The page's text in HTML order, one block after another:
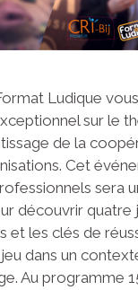
Ludique
sur le
de la
Cet
sera
découvrir quatre
et les clés de
jeu dans un
Au programme